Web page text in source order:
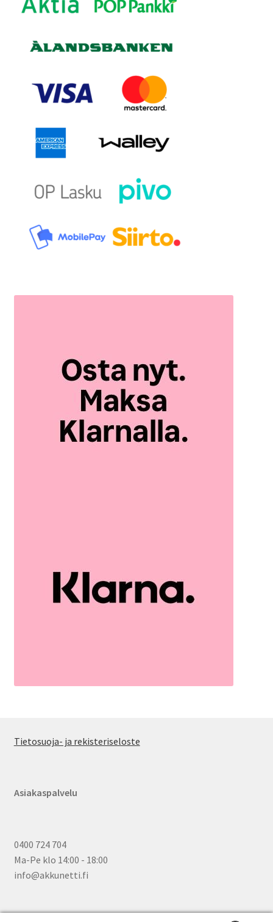
Tietosuoja- ja rekisteriseloste
Asiakaspalvelu
0400 724 704
Ma-Pe klo 14:00 - 18:00
info@akkunetti.fi